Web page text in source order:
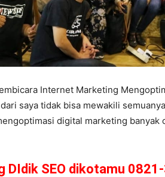
Internet Marketing
saya tidak bisa mewakili
digital marketing banyak
DIdik SEO dikotamu